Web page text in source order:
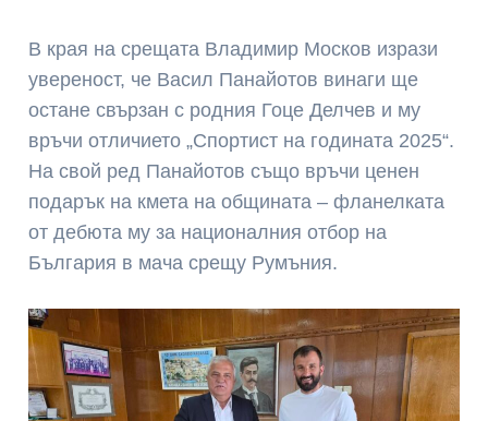
В края на срещата Владимир Москов изрази
увереност, че Васил Панайотов винаги ще
остане свързан с родния Гоце Делчев и му
връчи отличието „Спортист на годината 2025“.
На свой ред Панайотов също връчи ценен
подарък на кмета на общината – фланелката
от дебюта му за националния отбор на
България в мача срещу Румъния.